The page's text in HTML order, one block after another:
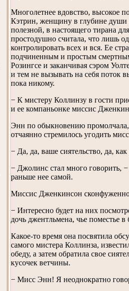
Многолетнее вдовство, высокое
Кэтрин, женщину в глубине души
полезной, в настоящего тирана
простодушно считала, что лишь
контролировать всех и вся. Ее
подчиненным и простым
Розингсе и заканчивая сэром
и тем не вызывать на себя поток
пока никому.
− К мистеру Коллинзу в гости
и ее компаньонке миссис
Энн по обыкновению промолчала,
отчаянно стремилось угодить
− Да, да, ваше сиятельство, да,
− Джолинс стал много говорить, −
раньше нее самой.
Миссис Дженкинсон сконфуженно
− Интересно будет на них
дочь джентльмена, чье поместье
Какое-то время она посвятила
самого мистера Коллинза,
обеду, а затем обратила свое
кусочек ветчины.
− Мисс Энн! Я неоднократно